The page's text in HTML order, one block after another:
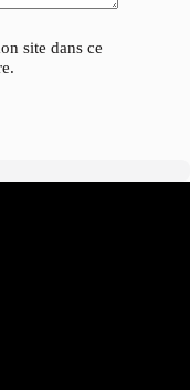
site dans ce